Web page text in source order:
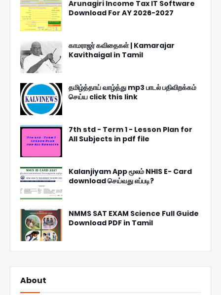
Arunagiri Income Tax IT Software
Download For AY 2026-2027
காமராஜர் கவிதைகள் | Kamarajar
Kavithaigal in Tamil
தமிழ்த்தாய் வாழ்த்து mp3 பாடல் பதிவிறக்கம்
செய்ய click this link
7th std - Term 1 - Lesson Plan for
All Subjects in pdf file
Kalanjiyam App மூலம் NHIS E- Card
download செய்வது எப்படி?
NMMS SAT EXAM Science Full Guide
Download PDF in Tamil
About